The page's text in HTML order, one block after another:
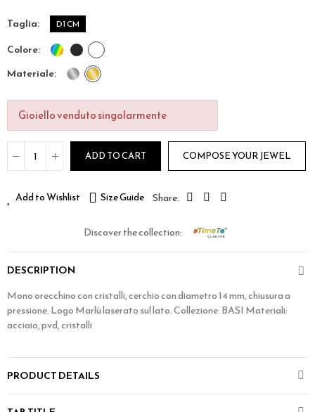
taglia D1 CM
colore
materiale
Gioiello venduto singolarmente
ADD TO CART COMPOSE YOUR JEWEL
Add to Wishlist Size Guide
Discover the collection:
DESCRIPTION
Mono orecchino con cristalli, cerchio con diametro 14 mm, chiusura a
pressione. Logo Marlù laserato sul lato. Collezione: BASI Materiali:
acciaio, pvd, cristalli
PRODUCT DETAILS